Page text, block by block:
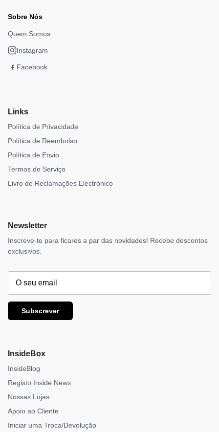
Sobre Nós
Quem Somos
Instagram
Facebook
Links
Política de Privacidade
Política de Reembolso
Política de Envio
Termos de Serviço
Livro de Reclamações Electrónico
Newsletter
Inscreve-te para ficares a par das novidades! Recebe descontos
exclusivos.
Subscrever
InsideBox
InsideBlog
Registo Inside News
Nossas Lojas
Apoio ao Cliente
Iniciar uma Troca/Devolução